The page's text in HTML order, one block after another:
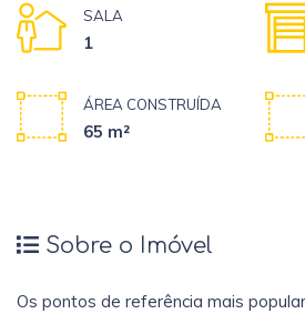
SALA
1
ÁREA CONSTRUÍDA
65 m²
Sobre o Imóvel
Os pontos de referência mais